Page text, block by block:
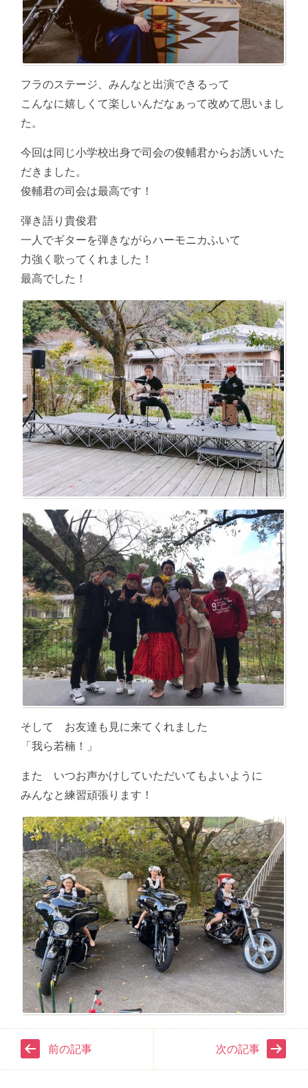
フラのステージ、みんなと出演できるって
こんなに嬉しくて楽しいんだなぁって改めて思いまし
た。
今回は同じ小学校出身で司会の俊輔君からお誘いいた
だきました。
俊輔君の司会は最高です！
弾き語り貴俊君
一人でギターを弾きながらハーモニカふいて
力強く歌ってくれました！
最高でした！
そして お友達も見に来てくれました
「我ら若楠！」
また いつお声かけしていただいてもよいように
みんなと練習頑張ります！
前の記事 次の記事